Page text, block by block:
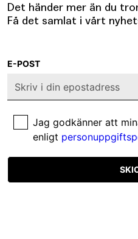
Det händer mer än du
Få det samlat i vårt
E-POST
Jag godkänner att
enligt